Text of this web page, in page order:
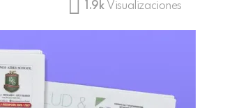
1.9k Visualizaciones